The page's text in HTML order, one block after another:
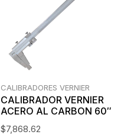
CALIBRADORES VERNIER
CALIBRADOR VERNIER
ACERO AL CARBON 60″
$7,868.62